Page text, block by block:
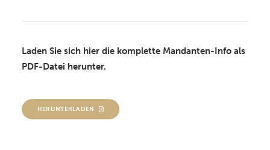
Laden Sie sich hier die komplette Mandanten-Info als
PDF-Datei herunter.
HERUNTERLADEN